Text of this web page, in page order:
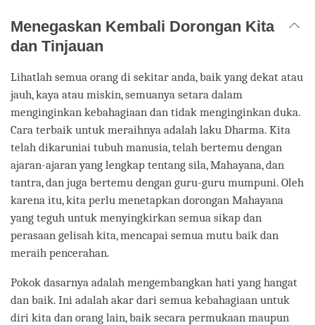
Menegaskan Kembali Dorongan Kita
dan Tinjauan
Lihatlah semua orang di sekitar anda, baik yang dekat atau
jauh, kaya atau miskin, semuanya setara dalam
menginginkan kebahagiaan dan tidak menginginkan duka.
Cara terbaik untuk meraihnya adalah laku Dharma. Kita
telah dikaruniai tubuh manusia, telah bertemu dengan
ajaran-ajaran yang lengkap tentang sila, Mahayana, dan
tantra, dan juga bertemu dengan guru-guru mumpuni. Oleh
karena itu, kita perlu menetapkan dorongan Mahayana
yang teguh untuk menyingkirkan semua sikap dan
perasaan gelisah kita, mencapai semua mutu baik dan
meraih pencerahan.
Pokok dasarnya adalah mengembangkan hati yang hangat
dan baik. Ini adalah akar dari semua kebahagiaan untuk
diri kita dan orang lain, baik secara permukaan maupun